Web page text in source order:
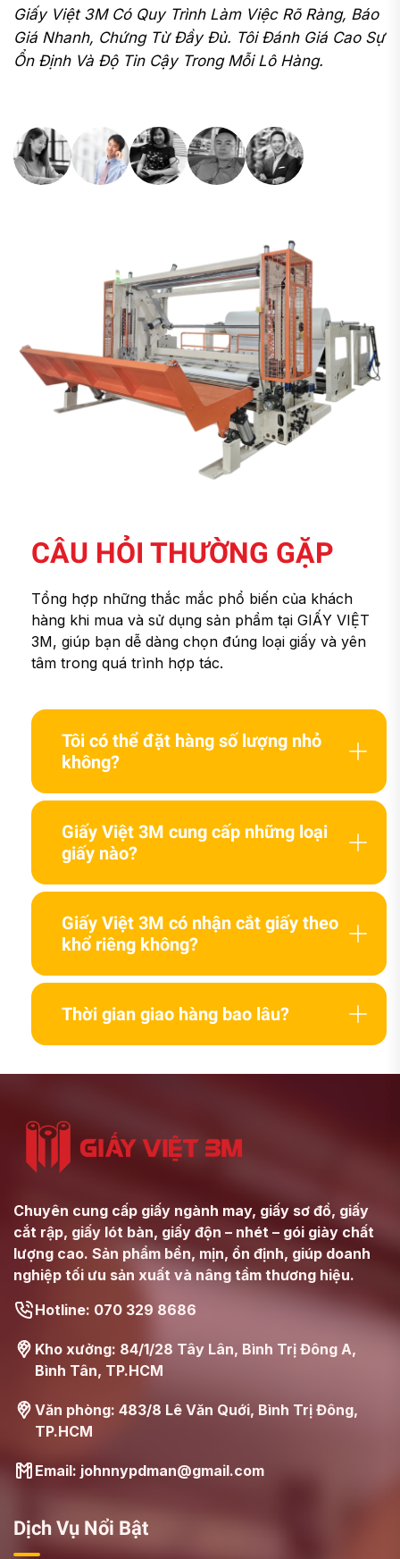
Giấy Việt 3M Có Quy Trình Làm Việc Rõ Ràng, Báo
Giá Nhanh, Chứng Từ Đầy Đủ. Tôi Đánh Giá Cao Sự
Ổn Định Và Độ Tin Cậy Trong Mỗi Lô Hàng.
CÂU HỎI THƯỜNG GẶP
Tổng hợp những thắc mắc phổ biến của khách
hàng khi mua và sử dụng sản phẩm tại GIẤY VIỆT
3M, giúp bạn dễ dàng chọn đúng loại giấy và yên
tâm trong quá trình hợp tác.
Tôi có thể đặt hàng số lượng nhỏ
không?
Giấy Việt 3M cung cấp những loại
giấy nào?
Giấy Việt 3M có nhận cắt giấy theo
khổ riêng không?
Thời gian giao hàng bao lâu?
Chuyên cung cấp giấy ngành may, giấy sơ đồ, giấy
cắt rập, giấy lót bàn, giấy độn – nhét – gói giày chất
lượng cao. Sản phẩm bền, mịn, ổn định, giúp doanh
nghiệp tối ưu sản xuất và nâng tầm thương hiệu.
Hotline: 070 329 8686
Kho xưởng: 84/1/28 Tây Lân, Bình Trị Đông A,
Bình Tân, TP.HCM
Văn phòng: 483/8 Lê Văn Quới, Bình Trị Đông,
TP.HCM
Email: johnnypdman@gmail.com
Dịch Vụ Nổi Bật